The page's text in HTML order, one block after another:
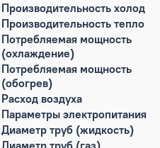
Производительность холод
Производительность тепло
Потребляемая мощность
(охлаждение)
Потребляемая мощность
(обогрев)
Расход воздуха
Параметры электропитания
Диаметр труб (жидкость)
Диаметр труб (газ)